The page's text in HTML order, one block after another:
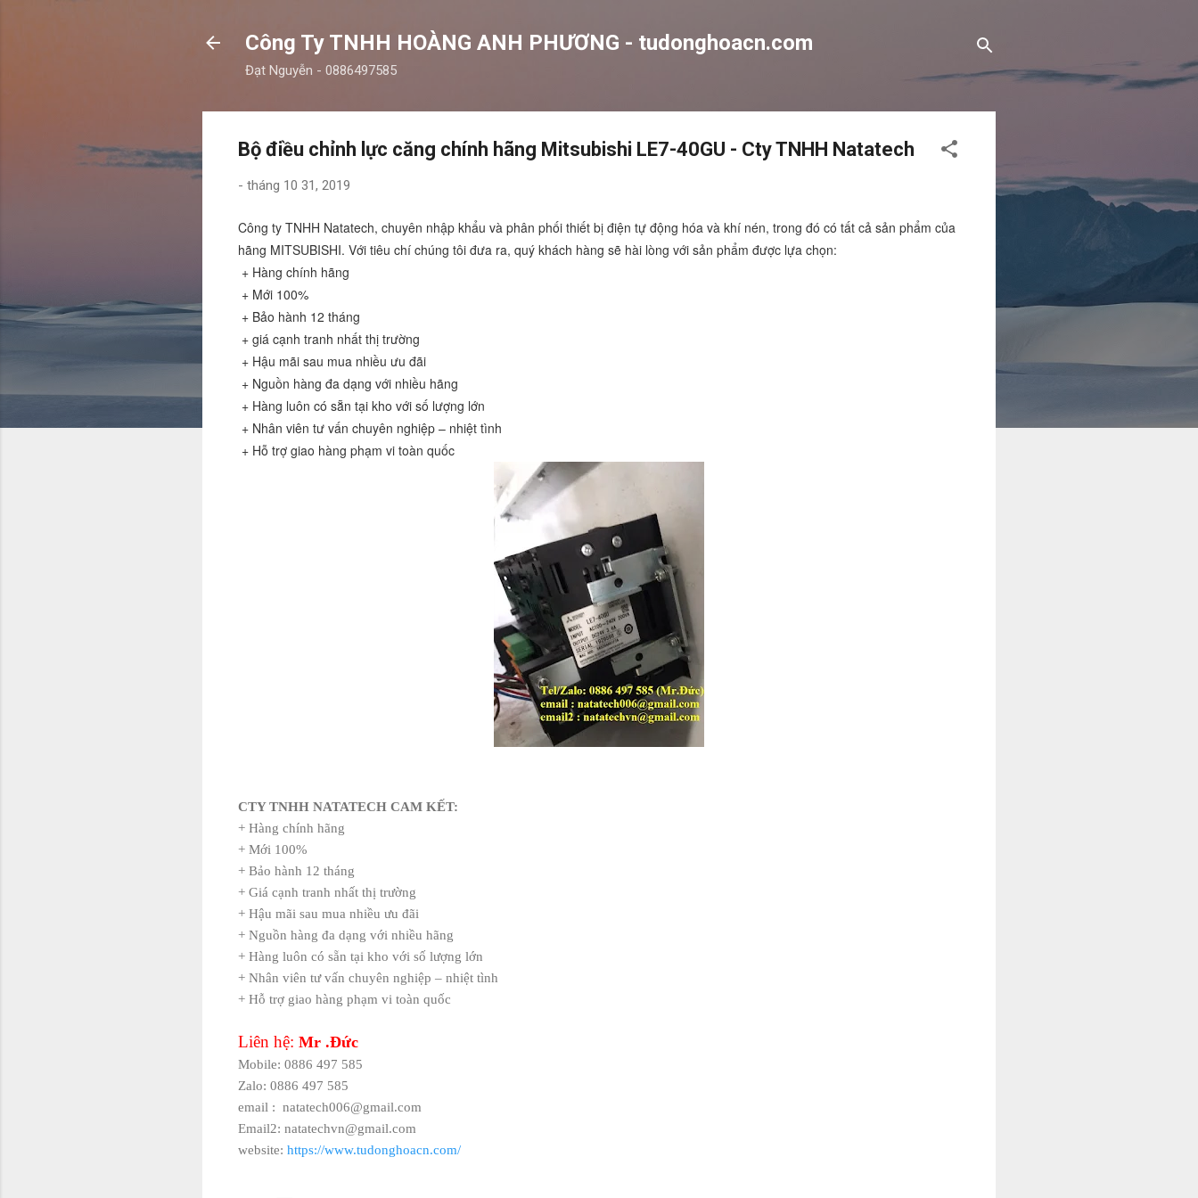
Công Ty TNHH HOÀNG ANH PHƯƠNG - tudonghoacn.com
Đạt Nguyễn - 0886497585
Bộ điều chỉnh lực căng chính hãng Mitsubishi LE7-40GU - Cty TNHH Natatech
- tháng 10 31, 2019
Công ty TNHH Natatech, chuyên nhập khẩu và phân phối thiết bị điện tự động hóa và khí nén, trong đó có tất cả sản phẩm của
hãng MITSUBISHI. Với tiêu chí chúng tôi đưa ra, quý khách hàng sẽ hài lòng với sản phẩm được lựa chọn:
+ Hàng chính hãng
+ Mới 100%
+ Bảo hành 12 tháng
+ giá cạnh tranh nhất thị trường
+ Hậu mãi sau mua nhiều ưu đãi
+ Nguồn hàng đa dạng với nhiều hãng
+ Hàng luôn có sẵn tại kho với số lượng lớn
+ Nhân viên tư vấn chuyên nghiệp – nhiệt tình
+ Hỗ trợ giao hàng phạm vi toàn quốc
CTY TNHH NATATECH CAM KẾT:
+ Hàng chính hãng
+ Mới 100%
+ Bảo hành 12 tháng
+ Giá cạnh tranh nhất thị trường
+ Hậu mãi sau mua nhiều ưu đãi
+ Nguồn hàng đa dạng với nhiều hãng
+ Hàng luôn có sẵn tại kho với số lượng lớn
+ Nhân viên tư vấn chuyên nghiệp – nhiệt tình
+ Hỗ trợ giao hàng phạm vi toàn quốc
Liên hệ: Mr .Đức
Mobile: 0886 497 585
Zalo: 0886 497 585
email : natatech006@gmail.com
Email2: natatechvn@gmail.com
website: https://www.tudonghoacn.com/